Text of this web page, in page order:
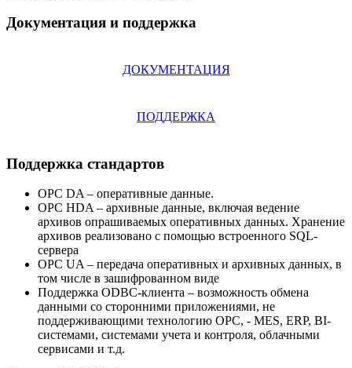
Документация и поддержка
ДОКУМЕНТАЦИЯ
ПОДДЕРЖКА
Поддержка стандартов
OPC DA – оперативные данные.
OPC HDA – архивные данные, включая ведение
архивов опрашиваемых оперативных данных. Хранение
архивов реализовано с помощью встроенного SQL-
сервера
OPC UA – передача оперативных и архивных данных, в
том числе в зашифрованном виде
Поддержка ODBC-клиента – возможность обмена
данными со сторонними приложениями, не
поддерживающими технологию OPC, - MES, ERP, BI-
системами, системами учета и контроля, облачными
сервисами и т.д.